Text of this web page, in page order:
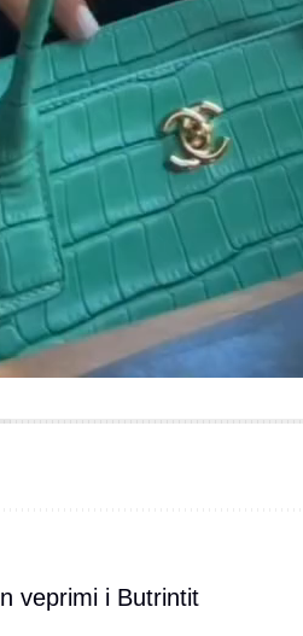
veprimi i Butrintit